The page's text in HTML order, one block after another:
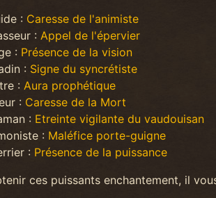
: Caresse de l'animiste
: Appel de l'épervier
: Présence de la vision
: Signe du syncrétiste
: Aura prophétique
: Caresse de la Mort
: Etreinte vigilante du vaudouisan
: Maléfice porte-guigne
: Présence de la puissance
ces puissants enchantement, il